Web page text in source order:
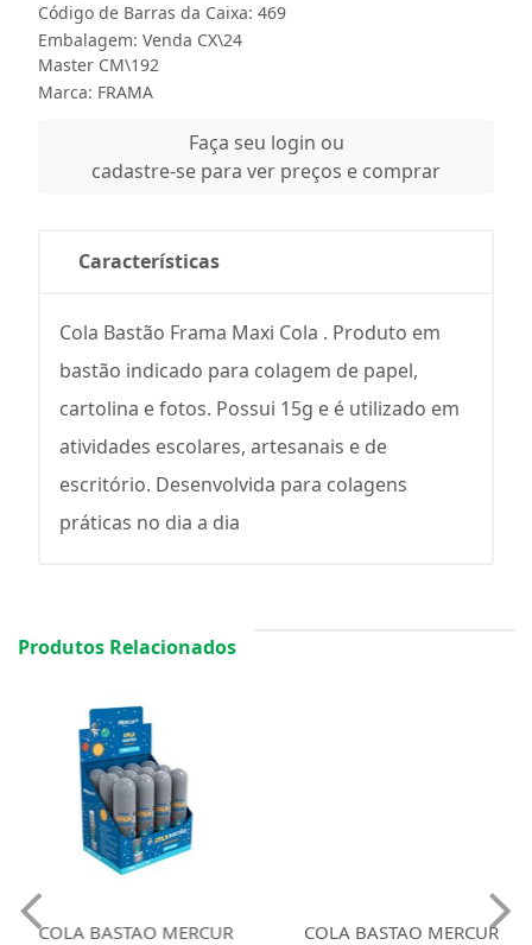
Código de Barras da Caixa: 469
Embalagem: Venda CX\24
Master CM\192
Marca: FRAMA
Faça seu login ou
cadastre-se para ver preços e comprar
Características
Cola Bastão Frama Maxi Cola . Produto em
bastão indicado para colagem de papel,
cartolina e fotos. Possui 15g e é utilizado em
atividades escolares, artesanais e de
escritório. Desenvolvida para colagens
práticas no dia a dia
Produtos Relacionados
COLA BASTAO MERCUR
COLA BASTAO MERCUR